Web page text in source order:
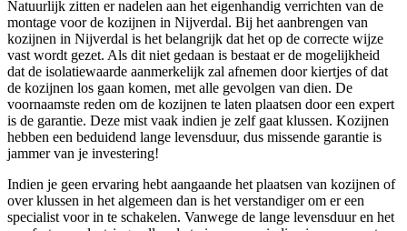
Natuurlijk zitten er nadelen aan het eigenhandig verrichten van de
montage voor de kozijnen in Nijverdal. Bij het aanbrengen van
kozijnen in Nijverdal is het belangrijk dat het op de correcte wijze
vast wordt gezet. Als dit niet gedaan is bestaat er de mogelijkheid
dat de isolatiewaarde aanmerkelijk zal afnemen door kiertjes of dat
de kozijnen los gaan komen, met alle gevolgen van dien. De
voornaamste reden om de kozijnen te laten plaatsen door een expert
is de garantie. Deze mist vaak indien je zelf gaat klussen. Kozijnen
hebben een beduidend lange levensduur, dus missende garantie is
jammer van je investering!
Indien je geen ervaring hebt aangaande het plaatsen van kozijnen of
over klussen in het algemeen dan is het verstandiger om er een
specialist voor in te schakelen. Vanwege de lange levensduur en het